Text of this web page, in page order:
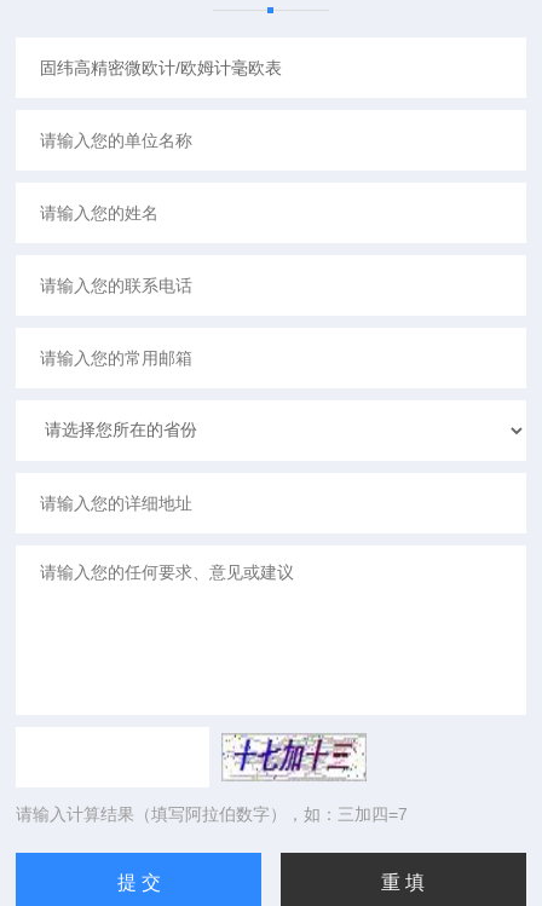
请输入计算结果（填写阿拉伯数字），如：三加四=7